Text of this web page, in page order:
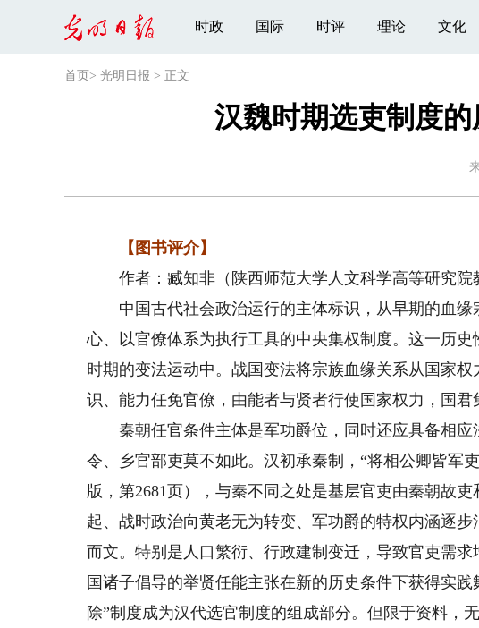
时政 国际 时评 理论 文化
首页 > 光明日报 > 正文
汉魏时期选吏制度
【图书评介】
作者：臧知非（陕西师范大学人文科学高等研究院
中国古代社会政治运行的主体标识，从早期的血缘
心、以官僚体系为执行工具的中央集权制度。这一历
时期的变法运动中。战国变法将宗族血缘关系从国家
识、能力任免官僚，由能者与贤者行使国家权力，国君
秦朝任官条件主体是军功爵位，同时还应具备相应
令、乡官部吏莫不如此。汉初承秦制，“将相公卿皆军
版，第2681页），与秦不同之处是基层官吏由秦朝故
起、战时政治向黄老无为转变、军功爵的特权内涵逐
而文。特别是人口繁衍、行政建制变迁，导致官吏需
国诸子倡导的举贤任能主张在新的历史条件下获得实
除”制度成为汉代选官制度的组成部分。但限于资料，